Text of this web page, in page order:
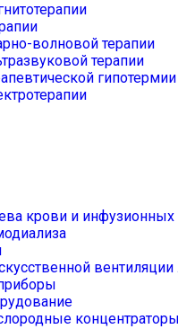
волновой терапии
терапии
крови и инфузионных
вентиляции